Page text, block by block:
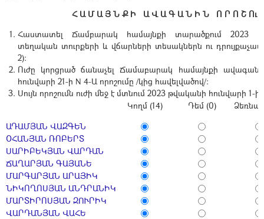
Հ Ա Մ Ա Յ Ն Ք Ի Ա Վ Ա Գ Ա Ն Ի Ն Ո Ր Ո Շ Ու
Հաստատել Ճամբարակ համայնքի տարածքում 2023
տեղական տուրքերի և վճարների տեսակներն ու
2):
Ուժը կորցրած ճանաչել Ճամաբարակ համայնքի
հունվարի 21-ի N 4-Ա որոշումը /կից հավելվածով/:
Սույն որոշումն ուժի մեջ է մտնում 2023 թվականի հունվարի 1-
Կողմ (14)
Դեմ (0)
ԱԴԱՄՅԱՆ ՎԱԶԳԵՆ
ՕՀԱՆՅԱՆ ՌՈԲԵՐՏ
ՍԱՐԻԲԵԿՅԱՆ ՎԱՐԴԱՆ
ՃԱՂԱՐՅԱՆ ԳԱՅԱՆԵ
ՄԱՐԳԱՐՅԱՆ ԱՐԱՅԻԿ
ՆԻԿՈՂՈՍՅԱՆ ԱՆԴՐԱՆԻԿ
ՄԱՐՏԻՐՈՍՅԱՆ ԶՈՒՐԻԿ
ՎԱՐԴԱՆՅԱՆ ՎԱՀԵ